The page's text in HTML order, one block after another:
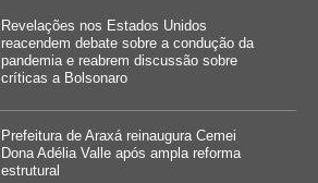
Revelações nos Estados Unidos
reacendem debate sobre a condução da
pandemia e reabrem discussão sobre
críticas a Bolsonaro
Prefeitura de Araxá reinaugura Cemei
Dona Adélia Valle após ampla reforma
estrutural